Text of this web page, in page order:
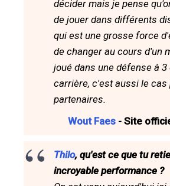
décider mais je pense
de jouer dans différents
qui est une grosse force
de changer au cours d'un
joué dans une défense à 3
carrière, c'est aussi le cas
partenaires.
Wout Faes - Site
Thilo, qu'est ce que tu
incroyable performance ?